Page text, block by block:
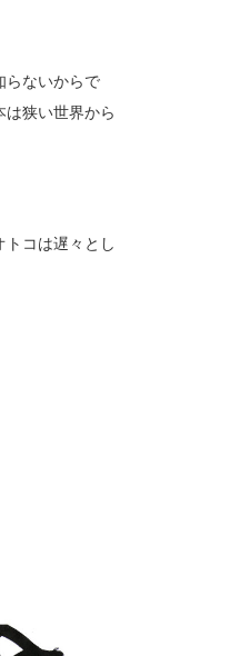
らないからで
狭い世界から
コは遅々とし